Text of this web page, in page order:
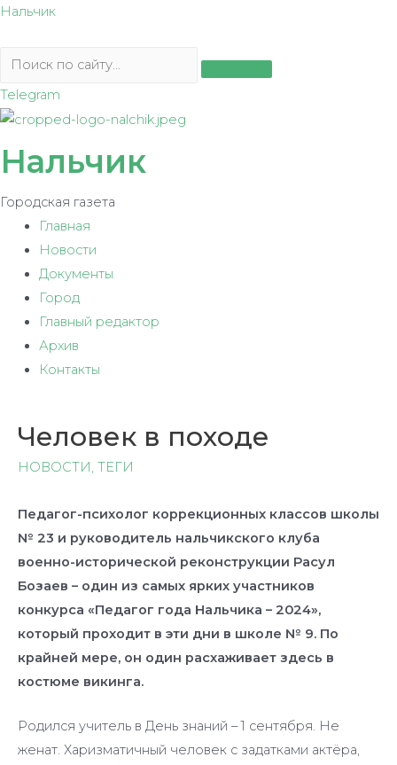
Перейти
содержимому
Нальчик
Telegram
Нальчик
Городская газета
Главная
Новости
Документы
Город
Главный редактор
Архив
Контакты
Человек в походе
НОВОСТИ, ТЕГИ
Педагог-психолог коррекционных классов школы
№ 23 и руководитель нальчикского клуба
военно-исторической реконструкции Расул
Бозаев – один из самых ярких участников
конкурса «Педагог года Нальчика – 2024»,
который проходит в эти дни в школе № 9. По
крайней мере, он один расхаживает здесь в
костюме викинга.
Родился учитель в День знаний – 1 сентября. Не
женат. Харизматичный человек с задатками актёра,